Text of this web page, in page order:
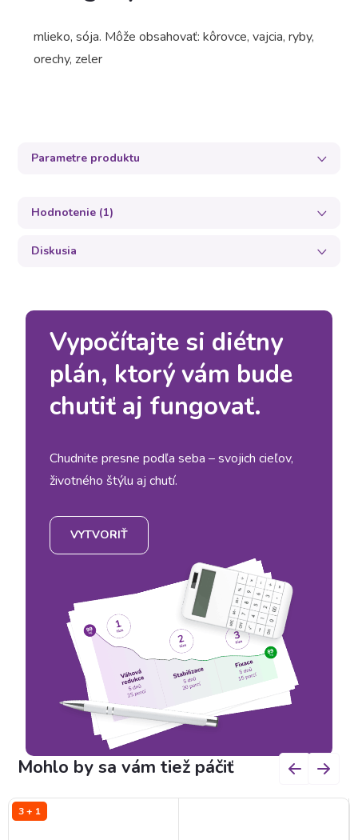
mlieko, sója. Môže obsahovať: kôrovce, vajcia, ryby,
orechy, zeler
Parametre produktu
Hodnotenie (1)
Diskusia
Vypočítajte si diétny
plán, ktorý vám bude
chutiť aj fungovať.
Chudnite presne podľa seba – svojich cieľov,
životného štýlu aj chutí.
VYTVORIŤ
3 + 1